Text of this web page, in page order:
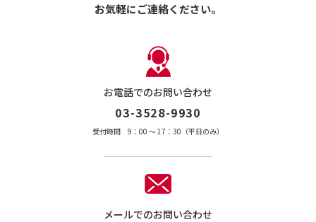
お気軽にご連絡ください。
お電話でのお問い合わせ
03-3528-9930
受付時間 9：00 〜 17：30（平日のみ）
メールでのお問い合わせ